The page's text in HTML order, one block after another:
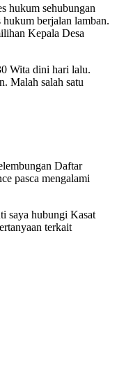
hukum sehubungan
berjalan lamban.
Kepala Desa
Wita dini hari lalu.
Malah salah satu
Daftar
pasca mengalami
saya hubungi Kasat
terkait